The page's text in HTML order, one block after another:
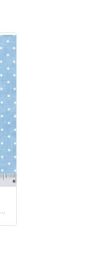
Maywood Studio Fabrics Beautiful Basics Blue